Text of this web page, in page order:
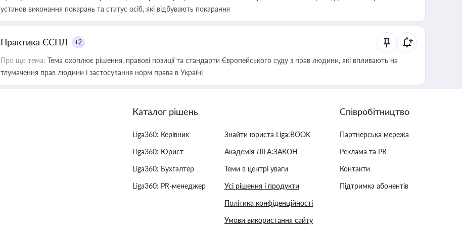
установ виконання покарань та статус осіб, які відбувають покарання
Практика ЄСПЛ +2
Про що тема: Тема охоплює рішення, правові позиції та стандарти Європейського суду з прав людини, які впливають на
тлумачення прав людини і застосування норм права в Україні
Каталог рішень
Liga360: Керівник
Liga360: Юрист
Liga360: Бухгалтер
Liga360: PR-менеджер
Знайти юриста Liga:BOOK
Академія ЛІГА:ЗАКОН
Теми в центрі уваги
Усі рішення і продукти
Політика конфіденційності
Умови використання сайту
Співробітництво
Партнерська мережа
Реклама та PR
Контакти
Підтримка абонентів